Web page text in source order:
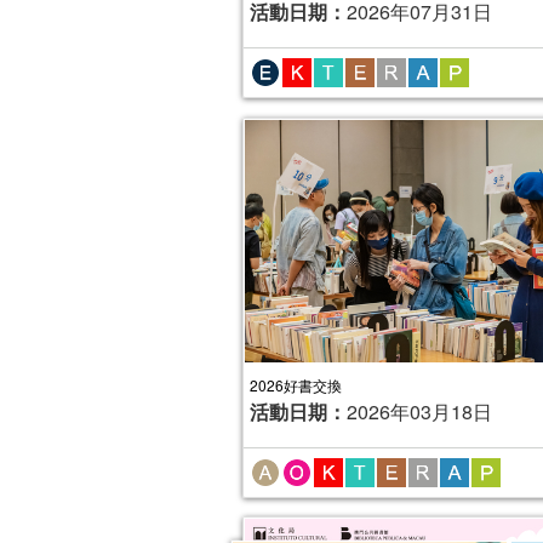
活動日期： 2026年07月31日
2026好書交換
活動日期： 2026年03月18日